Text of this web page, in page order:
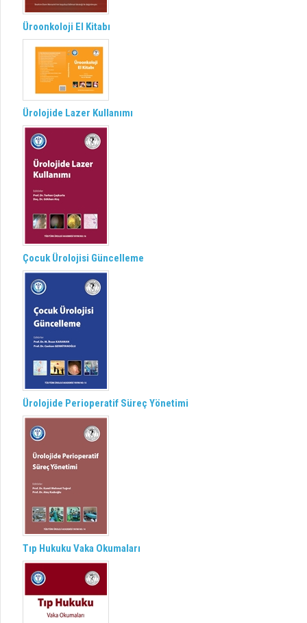
Üroonkoloji El Kitabı
Ürolojide Lazer Kullanımı
Çocuk Ürolojisi Güncelleme
Ürolojide Perioperatif Süreç Yönetimi
Tıp Hukuku Vaka Okumaları